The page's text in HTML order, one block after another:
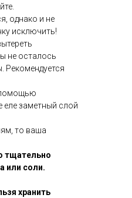
однако и не
исключить!
не осталось
Рекомендуется
помощью
еле заметный слой
то ваша
тщательно
или соли.
хранить